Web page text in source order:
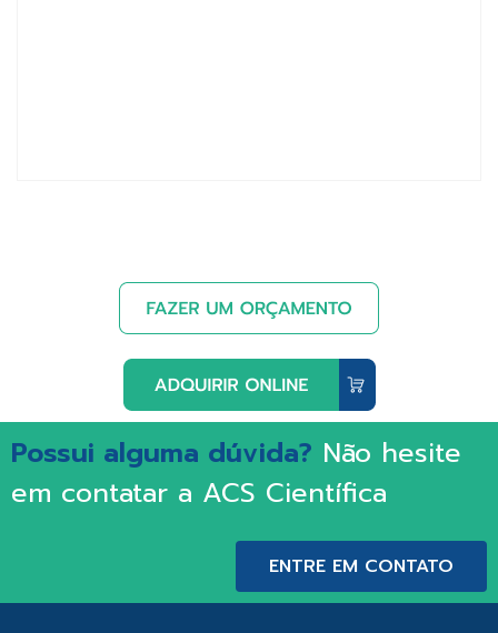
Possui alguma dúvida? Não hesite
em contatar a ACS Científica
ENTRE EM CONTATO